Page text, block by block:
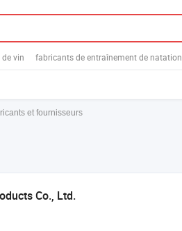
vin fabricants de entraînement de natation
et fournisseurs
Co., Ltd.